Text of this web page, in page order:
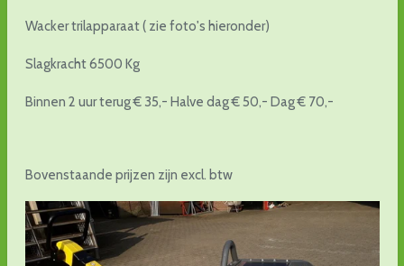
Wacker trilapparaat ( zie foto's hieronder)
Slagkracht 6500 Kg
Binnen 2 uur terug € 35,- Halve dag € 50,- Dag € 70,-
Bovenstaande prijzen zijn excl. btw